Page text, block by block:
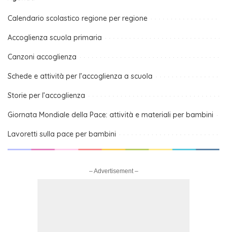
Calendario scolastico regione per regione
Accoglienza scuola primaria
Canzoni accoglienza
Schede e attività per l’accoglienza a scuola
Storie per l’accoglienza
Giornata Mondiale della Pace: attività e materiali per bambini
Lavoretti sulla pace per bambini
– Advertisement –